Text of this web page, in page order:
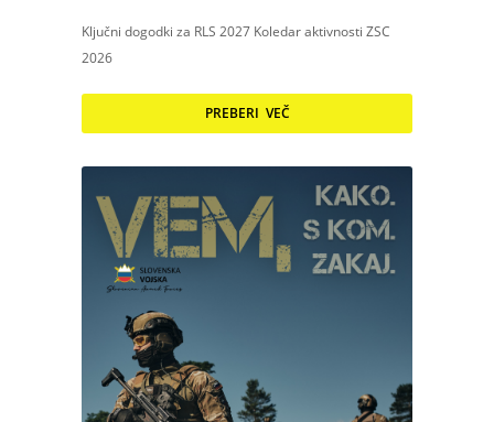
Ključni dogodki za RLS 2027 Koledar aktivnosti ZSC
2026
PREBERI VEČ